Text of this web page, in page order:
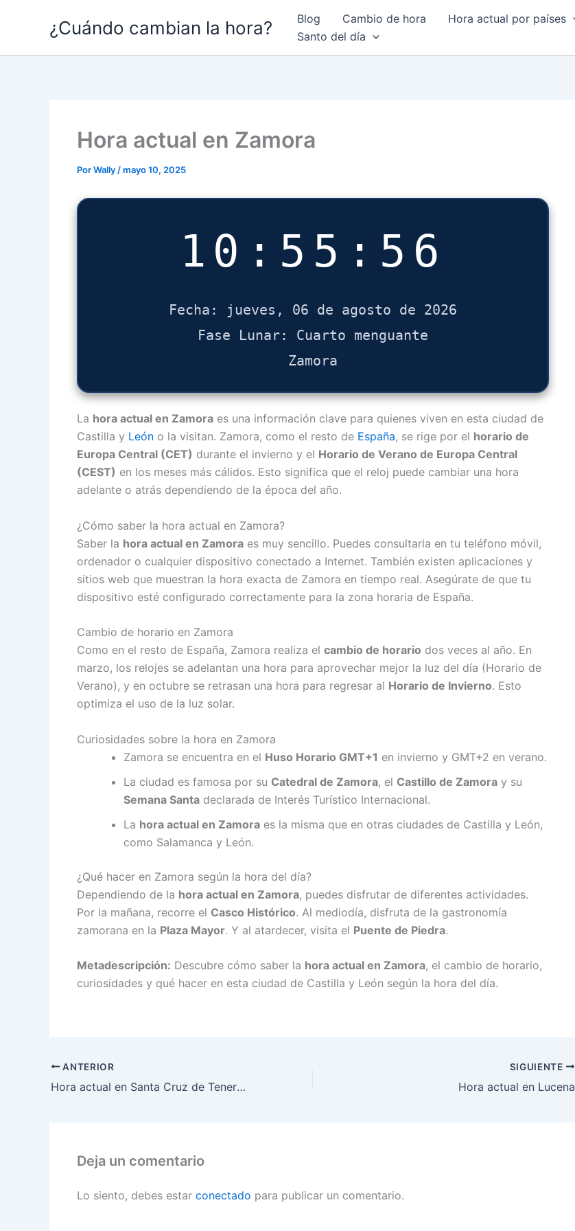
¿Cuándo cambian la hora? Blog Cambio de hora Hora actual por países
Santo del día
Hora actual en Zamora
PorWally /mayo 10, 2025
10:55:56
Fecha: jueves, 06 de agosto de 2026
Fase Lunar: Cuarto menguante
Zamora
La hora actual en Zamora es una información clave para quienes viven en esta ciudad de
Castilla y León o la visitan. Zamora, como el resto de España, se rige por el horario de
Europa Central (CET) durante el invierno y el Horario de Verano de Europa Central
(CEST) en los meses más cálidos. Esto significa que el reloj puede cambiar una hora
adelante o atrás dependiendo de la época del año.
¿Cómo saber la hora actual en Zamora?
Saber la hora actual en Zamora es muy sencillo. Puedes consultarla en tu teléfono móvil,
ordenador o cualquier dispositivo conectado a Internet. También existen aplicaciones y
sitios web que muestran la hora exacta de Zamora en tiempo real. Asegúrate de que tu
dispositivo esté configurado correctamente para la zona horaria de España.
Cambio de horario en Zamora
Como en el resto de España, Zamora realiza el cambio de horario dos veces al año. En
marzo, los relojes se adelantan una hora para aprovechar mejor la luz del día (Horario de
Verano), y en octubre se retrasan una hora para regresar al Horario de Invierno. Esto
optimiza el uso de la luz solar.
Curiosidades sobre la hora en Zamora
Zamora se encuentra en el Huso Horario GMT+1 en invierno y GMT+2 en verano.
La ciudad es famosa por su Catedral de Zamora, el Castillo de Zamora y su
Semana Santa declarada de Interés Turístico Internacional.
La hora actual en Zamora es la misma que en otras ciudades de Castilla y León,
como Salamanca y León.
¿Qué hacer en Zamora según la hora del día?
Dependiendo de la hora actual en Zamora, puedes disfrutar de diferentes actividades.
Por la mañana, recorre el Casco Histórico. Al mediodía, disfruta de la gastronomía
zamorana en la Plaza Mayor. Y al atardecer, visita el Puente de Piedra.
Metadescripción: Descubre cómo saber la hora actual en Zamora, el cambio de horario,
curiosidades y qué hacer en esta ciudad de Castilla y León según la hora del día.
ANTERIOR
Hora actual en Santa Cruz de Tenerife
SIGUIENTE
Hora actual en Lucena
Deja un comentario
Lo siento, debes estar conectado para publicar un comentario.